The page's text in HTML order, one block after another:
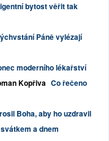
bytost věřit tak
Páně vylézají
moderního lékařství
Kopřiva Co řečeno
Boha, aby ho uzdravil
a dnem